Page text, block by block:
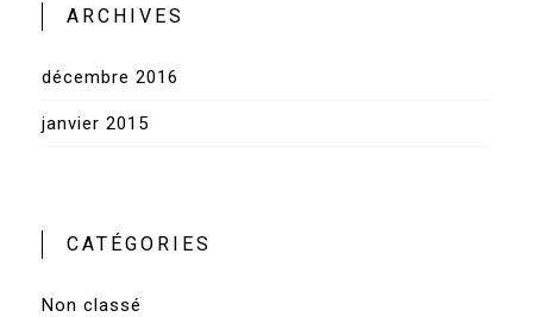
ARCHIVES
décembre 2016
janvier 2015
CATÉGORIES
Non classé